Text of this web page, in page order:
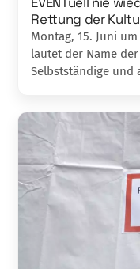
Rettung der
Montag, 15. Juni
lautet der Name
Selbstständige und